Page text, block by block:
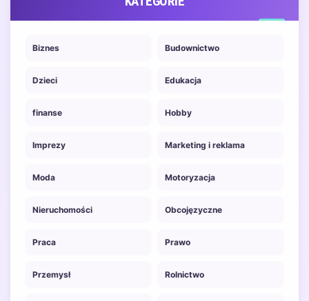
Biznes Budownictwo
Dzieci Edukacja
finanse Hobby
Imprezy Marketing i reklama
Moda Motoryzacja
Nieruchomości Obcojęzyczne
Praca Prawo
Przemysł Rolnictwo